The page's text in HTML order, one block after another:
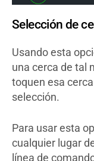
Selección de
Usando esta
una cerca de tal
toquen esa
selección.
Para usar esta
cualquier lugar
línea de